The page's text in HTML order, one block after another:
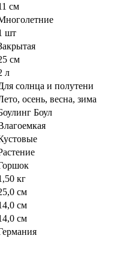
см
шт
см
л
солнца и полутени
осень, весна, зима
Боул
кг
см
см
см